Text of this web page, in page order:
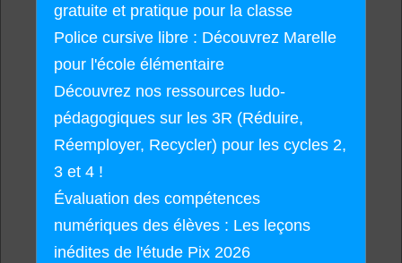
gratuite et pratique pour la classe
Police cursive libre : Découvrez Marelle
pour l'école élémentaire
Découvrez nos ressources ludo-
pédagogiques sur les 3R (Réduire,
Réemployer, Recycler) pour les cycles 2,
3 et 4 !
Évaluation des compétences
numériques des élèves : Les leçons
inédites de l'étude Pix 2026